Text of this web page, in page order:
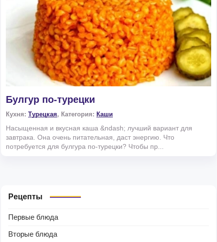
Булгур по-турецки
Кухня: Турецкая, Категория: Каши
Насыщенная и вкусная каша &ndash; лучший вариант для
завтрака. Она очень питательная, даст энергию. Что
потребуется для булгура по-турецки? Чтобы пр...
Рецепты
Первые блюда
Вторые блюда